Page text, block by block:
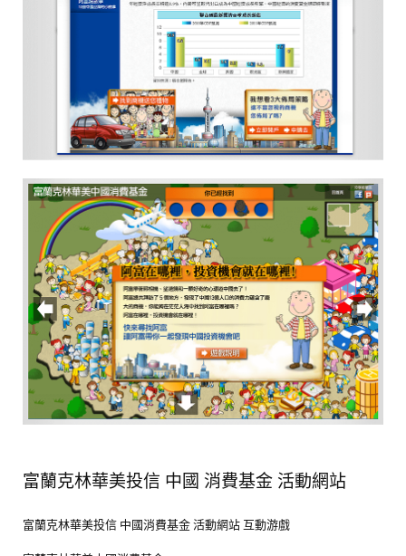
富蘭克林華美投信 中國 消費基金 活動網站
富蘭克林華美投信 中國消費基金 活動網站 互動游戲